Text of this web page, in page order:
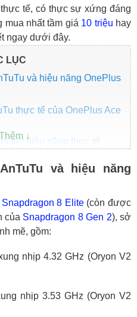
tế, có thực sự xứng đáng
mua nhất tầm giá 10 triệu hay
ngay dưới đây.
LỤC
và hiệu năng OnePlus
thực tế của OnePlus Ace
tiết hiệu năng thực tế
Ace 6 tại HungMobile
điểm khi mua OnePlus Ace
và hiệu năng
Snapdragon 8 Elite(còn được
của Snapdragon 8 Gen 2), sở
mẽ, gồm:
nhịp 4.32 GHz (Oryon V2
nhịp 3.53 GHz (Oryon V2